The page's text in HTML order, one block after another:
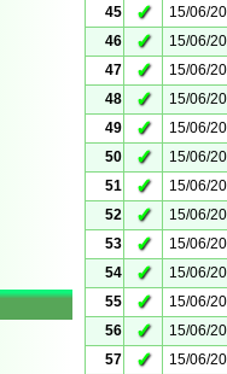
45
✓ 15/06/
46
✓ 15/06/
47
✓ 15/06/
48
✓ 15/06/
49
✓ 15/06/
50
✓ 15/06/
51
✓ 15/06/
52
✓ 15/06/
53
✓ 15/06/
54
✓ 15/06/
55
✓ 15/06/
56
✓ 15/06/
57
✓ 15/06/